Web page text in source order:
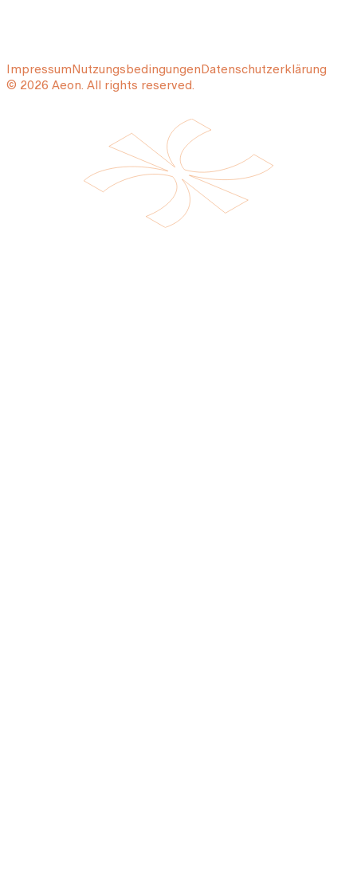
ImpressumNutzungsbedingungenDatenschutzerklärung
© 2026 Aeon. All rights reserved.